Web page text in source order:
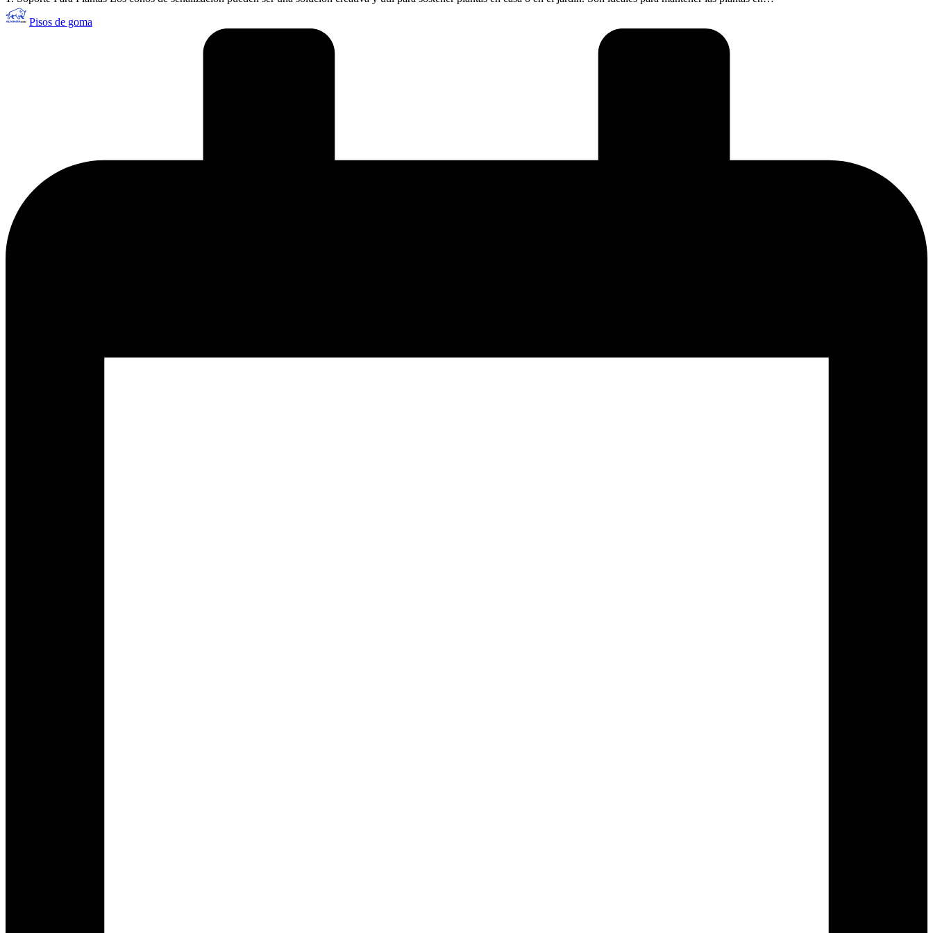
Publicado
por
Pisos de goma